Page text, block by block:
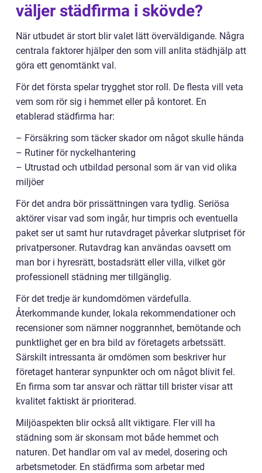
väljer städfirma i skövde?
När utbudet är stort blir valet lätt överväldigande. Några
centrala faktorer hjälper den som vill anlita städhjälp att
göra ett genomtänkt val.
För det första spelar trygghet stor roll. De flesta vill veta
vem som rör sig i hemmet eller på kontoret. En
etablerad städfirma har:
– Försäkring som täcker skador om något skulle hända
– Rutiner för nyckelhantering
– Utrustad och utbildad personal som är van vid olika
miljöer
För det andra bör prissättningen vara tydlig. Seriösa
aktörer visar vad som ingår, hur timpris och eventuella
paket ser ut samt hur rutavdraget påverkar slutpriset för
privatpersoner. Rutavdrag kan användas oavsett om
man bor i hyresrätt, bostadsrätt eller villa, vilket gör
professionell städning mer tillgänglig.
För det tredje är kundomdömen värdefulla.
Återkommande kunder, lokala rekommendationer och
recensioner som nämner noggrannhet, bemötande och
punktlighet ger en bra bild av företagets arbetssätt.
Särskilt intressanta är omdömen som beskriver hur
företaget hanterar synpunkter och om något blivit fel.
En firma som tar ansvar och rättar till brister visar att
kvalitet faktiskt är prioriterad.
Miljöaspekten blir också allt viktigare. Fler vill ha
städning som är skonsam mot både hemmet och
naturen. Det handlar om val av medel, dosering och
arbetsmetoder. En städfirma som arbetar med